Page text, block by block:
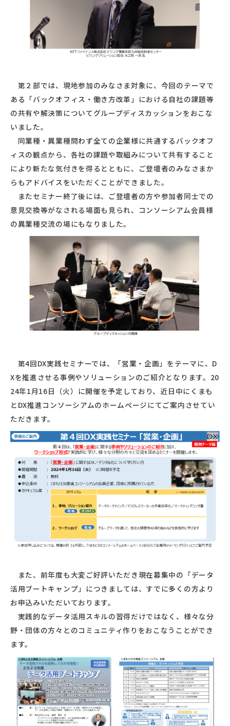
第２部では、現地参加のみなさま対象に、今回のテーマで
ある「バックオフィス・働き方改革」における自社の課題等
の共有や解決策についてグループディスカッションをおこな
いました。
同業種・異業種問わず全ての企業様に共通するバックオフ
ィスの観点から、各社の課題や取組みについて共有すること
により新たな気付きを得るとともに、ご登壇者のみなさまか
らもアドバイスをいただくことができました。
またセミナー終了後には、ご登壇者の方や参加者同士での
意見交換等がなされる場面も見られ、コンソーシアム会員様
の異業種交流の場にもなりました。
第4回DX実践セミナーでは、「営業・企画」をテーマに、D
Xを推進させる事例やソリューションのご紹介となります。20
24年1月16日（火）に開催を予定しており、近日中にくまも
とDX推進コンソーシアムのホームページにてご案内させてい
ただきます。
また、前年度も大変ご好評いただき現在募集中の「データ
活用ブートキャンプ」につきましては、すでに多くの方より
お申込みいただいております。
実践的なデータ活用スキルの習得だけではなく、様々な分
野・団体の方々とのコミュニティ作りをおこなうことができ
ます。